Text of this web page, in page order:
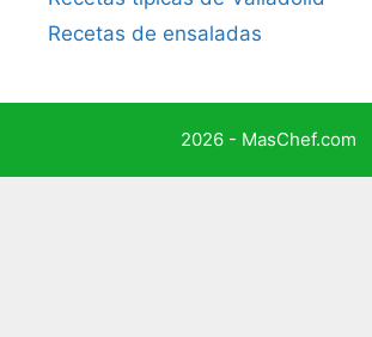
Recetas de ensaladas
2026 - MasChef.com